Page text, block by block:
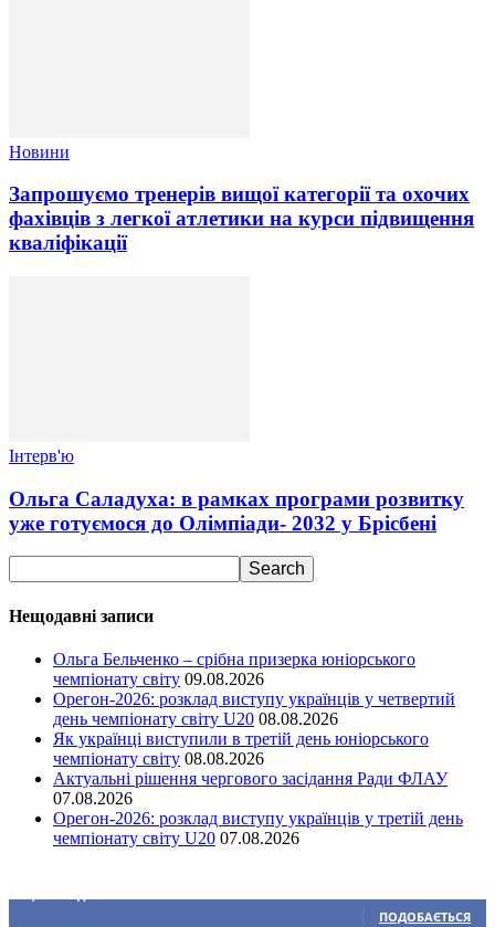
Новини
Запрошуємо тренерів вищої категорії та охочих
фахівців з легкої атлетики на курси підвищення
кваліфікації
Інтерв'ю
Ольга Саладуха: в рамках програми розвитку
уже готуємося до Олімпіади- 2032 у Брісбені
Нещодавні записи
Ольга Бельченко – срібна призерка юніорського
чемпіонату світу 09.08.2026
Орегон-2026: розклад виступу українців у четвертий
день чемпіонату світу U20 08.08.2026
Як українці виступили в третій день юніорського
чемпіонату світу 08.08.2026
Актуальні рішення чергового засідання Ради ФЛАУ
07.08.2026
Орегон-2026: розклад виступу українців у третій день
чемпіонату світу U20 07.08.2026
ПОДОБАЄТЬСЯ